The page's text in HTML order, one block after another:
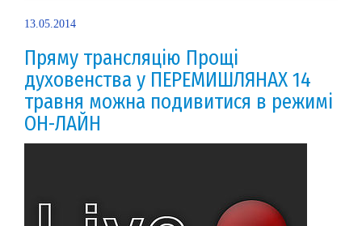
13.05.2014
Пряму трансляцію Прощі
духовенства у ПЕРЕМИШЛЯНАХ 14
травня можна подивитися в режимі
ОН-ЛАЙН